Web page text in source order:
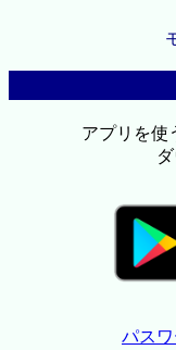
アプリを使
パス